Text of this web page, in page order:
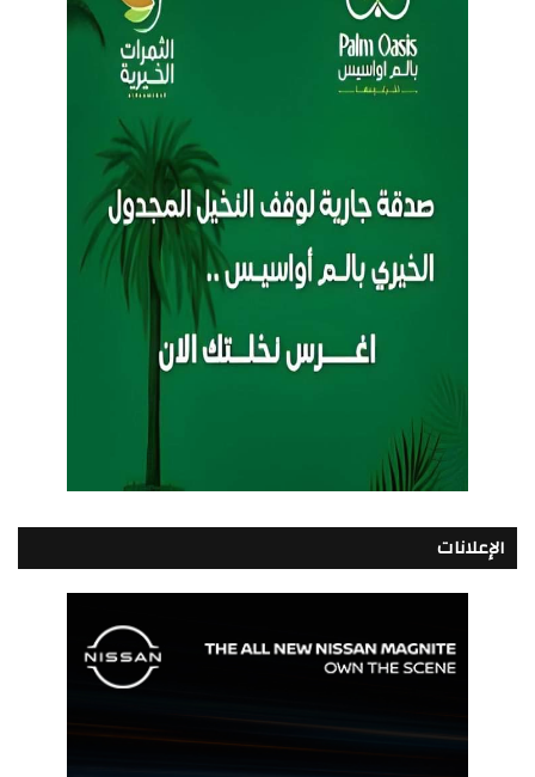
الإعلانات